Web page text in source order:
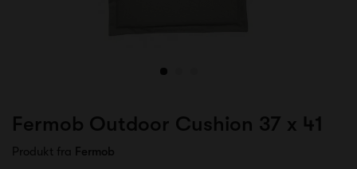
Fermob Outdoor Cushion 37 x 41
Produkt fra Fermob